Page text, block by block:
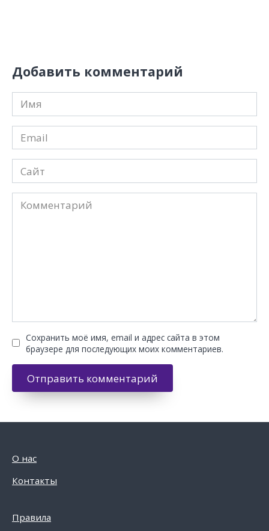
Добавить комментарий
Имя
*
Email
*
Сайт
Комментарий
Сохранить моё имя, email и адрес сайта в этом
браузере для последующих моих комментариев.
О нас
Контакты
Правила